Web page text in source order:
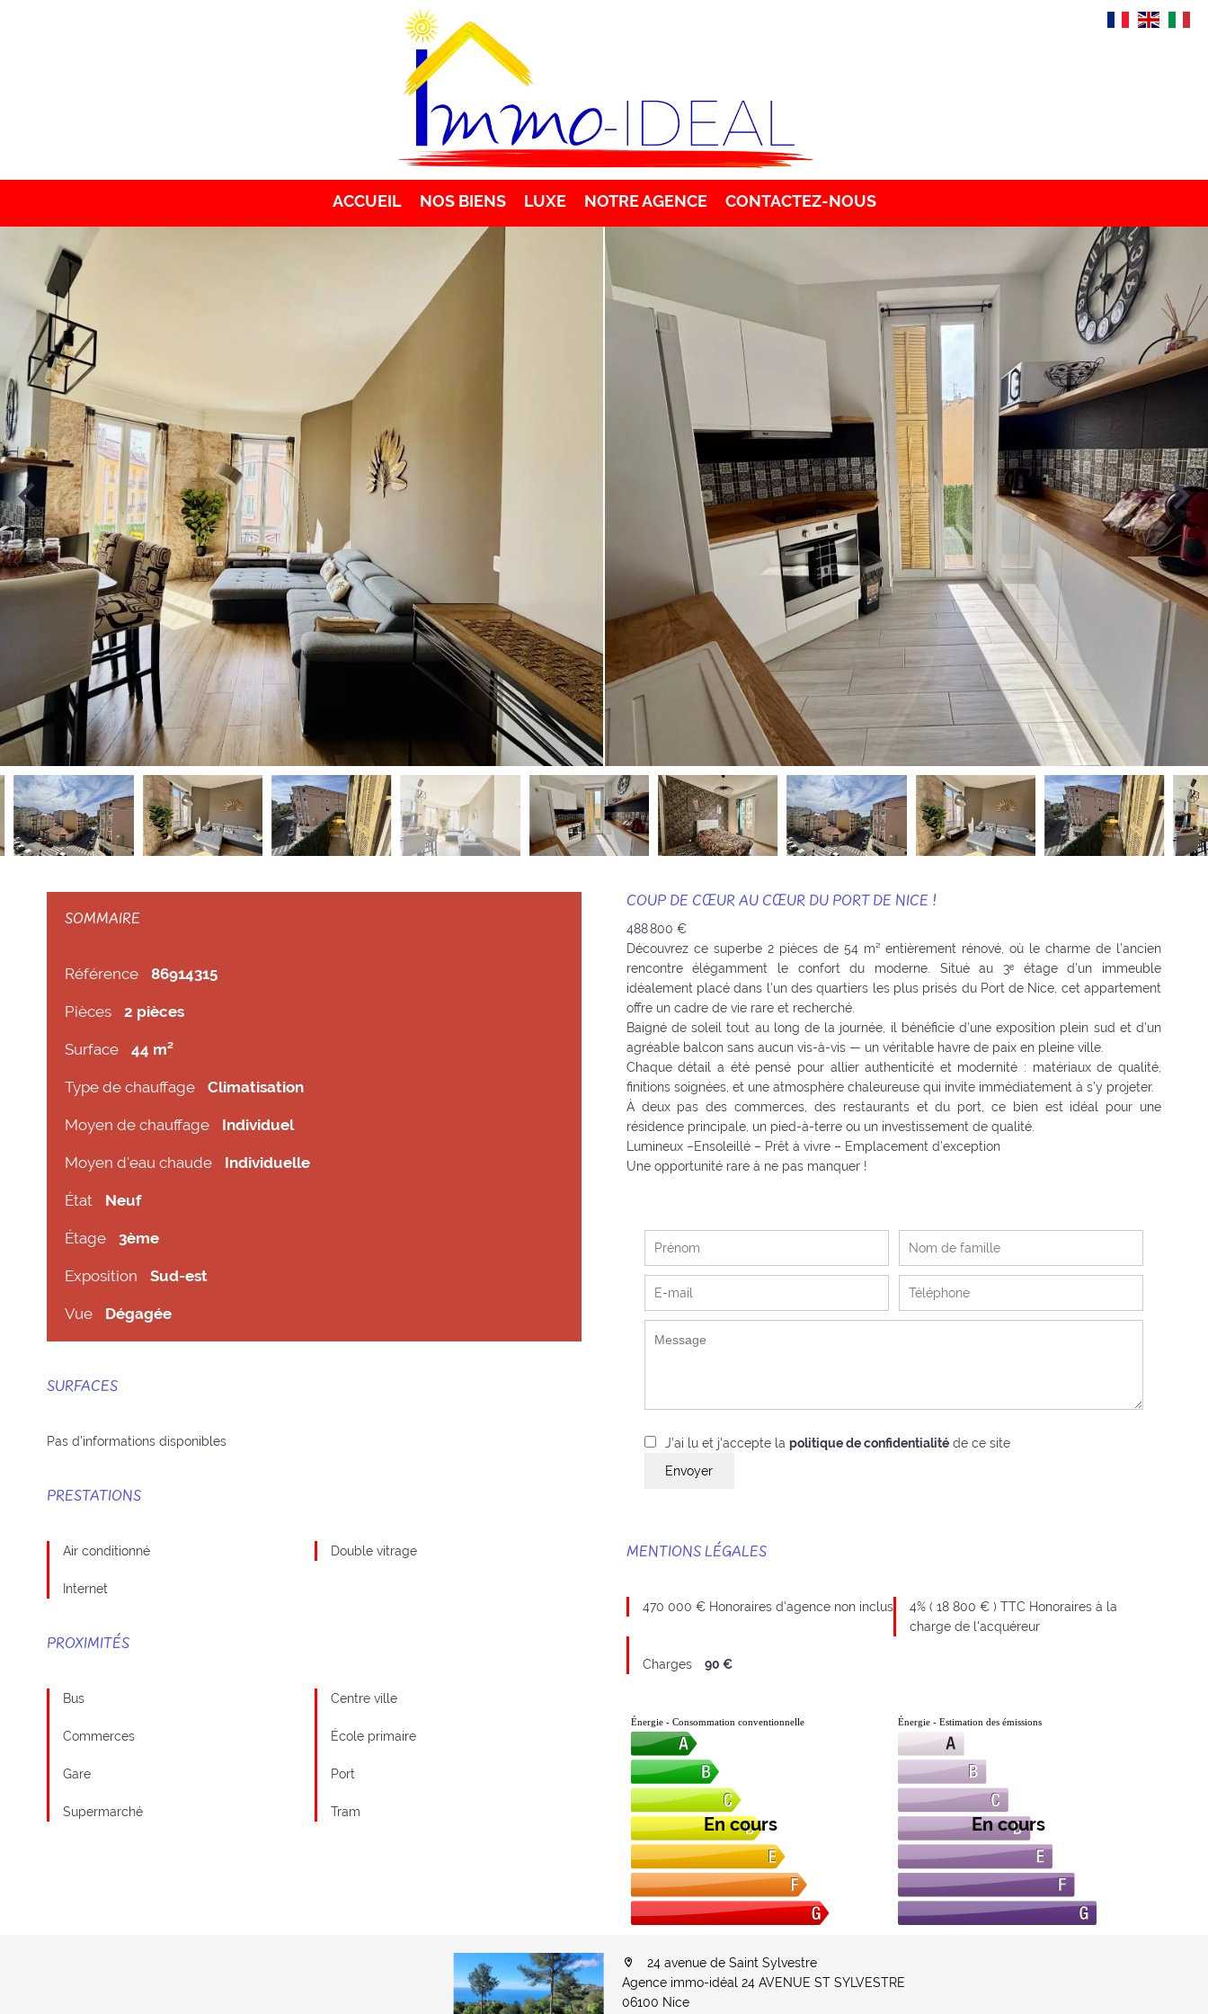
ACCUEIL NOS BIENS LUXE NOTRE AGENCE CONTACTEZ-NOUS
SOMMAIRE
Référence 86914315
Pièces 2 pièces
Surface 44 m²
Type de chauffage Climatisation
Moyen de chauffage Individuel
Moyen d'eau chaude Individuelle
État Neuf
Étage 3ème
Exposition Sud-est
Vue Dégagée
SURFACES
Pas d'informations disponibles
PRESTATIONS
Air conditionné Double vitrage
Internet
PROXIMITÉS
Bus Centre ville
Commerces École primaire
Gare Port
Supermarché Tram
COUP DE CŒUR AU CŒUR DU PORT DE NICE !
488 800 €
Découvrez ce superbe 2 pièces de 54 m² entièrement rénové, où le charme de l’ancien
rencontre élégamment le confort du moderne. Situé au 3ᵉ étage d’un immeuble
idéalement placé dans l’un des quartiers les plus prisés du Port de Nice, cet appartement
offre un cadre de vie rare et recherché.
Baigné de soleil tout au long de la journée, il bénéficie d’une exposition plein sud et d’un
agréable balcon sans aucun vis-à-vis — un véritable havre de paix en pleine ville.
Chaque détail a été pensé pour allier authenticité et modernité : matériaux de qualité,
finitions soignées, et une atmosphère chaleureuse qui invite immédiatement à s’y projeter.
À deux pas des commerces, des restaurants et du port, ce bien est idéal pour une
résidence principale, un pied-à-terre ou un investissement de qualité.
Lumineux –Ensoleillé – Prêt à vivre – Emplacement d’exception
Une opportunité rare à ne pas manquer !
J’ai lu et j'accepte la politique de confidentialitéde ce site
Envoyer
MENTIONS LÉGALES
470 000 € Honoraires d'agence non inclus
4% ( 18 800 € ) TTC Honoraires à la
charge de l'acquéreur
Charges 90 €
Énergie - Consommation conventionnelle
En cours
Énergie - Estimation des émissions
En cours
24 avenue de Saint Sylvestre
Agence immo-idéal 24 AVENUE ST SYLVESTRE
06100 Nice